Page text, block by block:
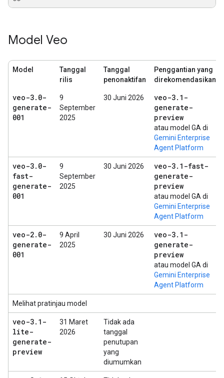
Model Veo
Model
Tanggal
rilis
Tanggal
penonaktifan
Penggantian yang
direkomendasikan
veo-3. 0-
generate-
001
9
September
2025
30 Juni 2026 veo-3. 1-
generate-
preview
atau model GA di
Gemini Enterprise
Agent Platform
veo-3. 0-
fast-
generate-
001
9
September
2025
30 Juni 2026 veo-3. 1-fast-
generate-
preview
atau model GA di
Gemini Enterprise
Agent Platform
veo-2. 0-
generate-
001
9 April
2025
30 Juni 2026 veo-3. 1-
generate-
preview
atau model GA di
Gemini Enterprise
Agent Platform
Melihat pratinjau model
veo-3. 1-
lite-
generate-
preview
31 Maret
2026
Tidak ada
tanggal
penutupan
yang
diumumkan